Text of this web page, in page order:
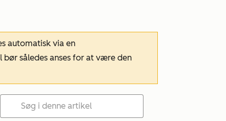
automatisk via en
således anses for at være den